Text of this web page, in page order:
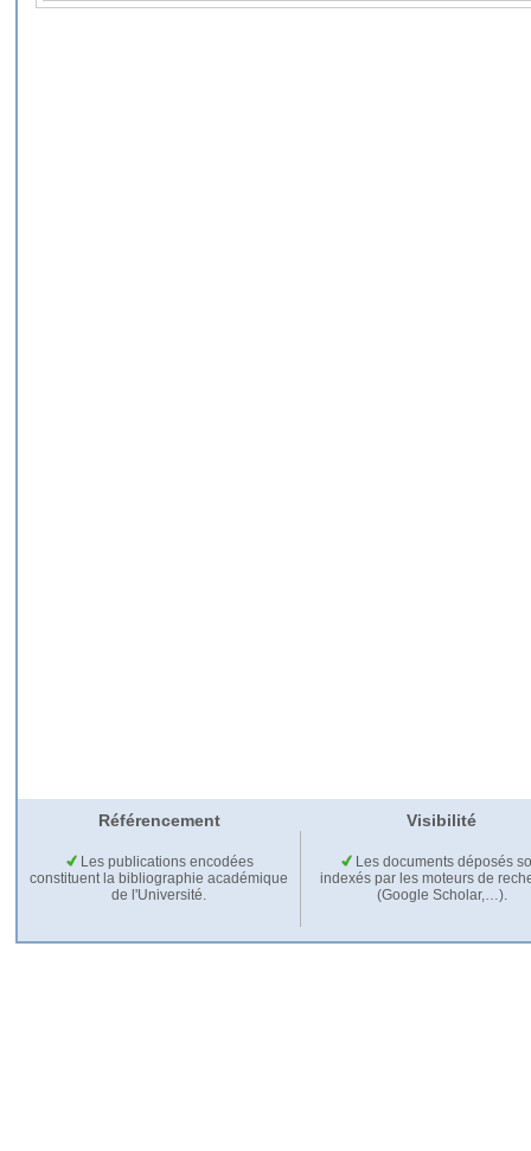
Référencement Visibilité
Les publications encodées
constituent la bibliographie académique
de l'Université.
Les documents déposés
indexés par les moteurs de
(Google Scholar,…).